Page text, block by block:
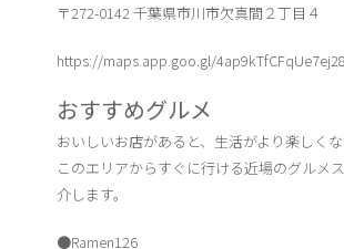
〒272-0142 千葉県市川市欠真間２丁目４
https://maps.app.goo.gl/4ap9kTfCFqUe7ej28
おすすめグルメ
おいしいお店があると、生活がより楽しくな
このエリアからすぐに行ける近場のグルメ
介します。
●Ramen126